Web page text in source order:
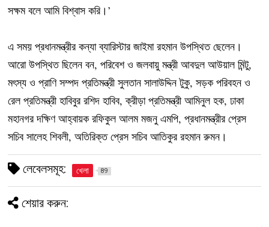
সক্ষম বলে আমি বিশ্বাস করি।’
এ সময় প্রধানমন্ত্রীর কন্যা ব্যারিস্টার জাইমা রহমান উপস্থিত ছেলেন।
আরো উপস্থিত ছিলেন বন, পরিবেশ ও জলবায়ু মন্ত্রী আবদুল আউয়াল মিন্টু,
মৎস্য ও প্রাণি সম্পদ প্রতিমন্ত্রী সুলতান সালাউদ্দিন টুকু, সড়ক পরিবহন ও
রেল প্রতিমন্ত্রী হাবিবুর রশিদ হাবিব, ক্রীড়া প্রতিমন্ত্রী আমিনুল হক, ঢাকা
মহানগর দক্ষিণ আহ্বায়ক রফিকুল আলম মজনু এমপি, প্রধানমন্ত্রীর প্রেস
সচিব সালেহ শিবলী, অতিরিক্ত প্রেস সচিব আতিকুর রহমান রুমন।
লেবেলসমূহ: খেলা 89
শেয়ার করুন: